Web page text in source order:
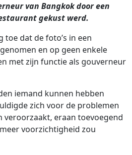
van Bangkok door een
gekust werd.
toe dat de foto’s in een
en op geen enkele
met zijn functie als gouverneur
iemand kunnen hebben
zich voor de problemen
veroorzaakt, eraan toevoegend
voorzichtigheid zou